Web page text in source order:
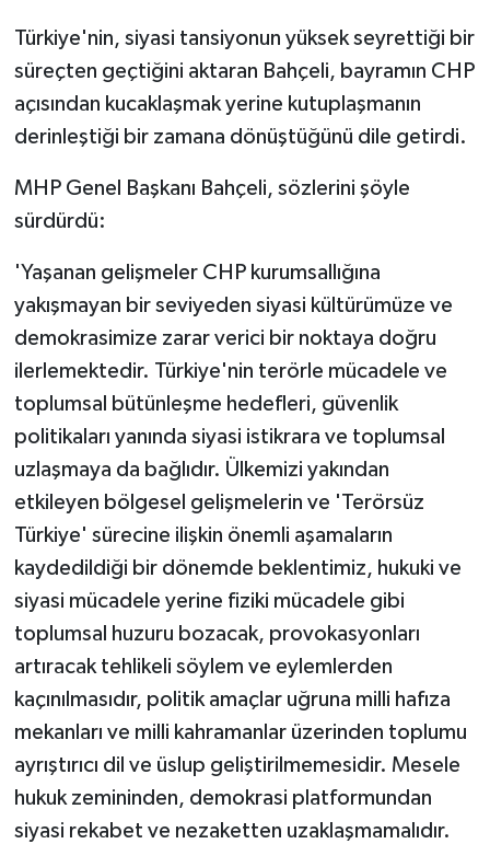
Türkiye'nin, siyasi tansiyonun yüksek seyrettiği bir
süreçten geçtiğini aktaran Bahçeli, bayramın CHP
açısından kucaklaşmak yerine kutuplaşmanın
derinleştiği bir zamana dönüştüğünü dile getirdi.
MHP Genel Başkanı Bahçeli, sözlerini şöyle
sürdürdü:
'Yaşanan gelişmeler CHP kurumsallığına
yakışmayan bir seviyeden siyasi kültürümüze ve
demokrasimize zarar verici bir noktaya doğru
ilerlemektedir. Türkiye'nin terörle mücadele ve
toplumsal bütünleşme hedefleri, güvenlik
politikaları yanında siyasi istikrara ve toplumsal
uzlaşmaya da bağlıdır. Ülkemizi yakından
etkileyen bölgesel gelişmelerin ve 'Terörsüz
Türkiye' sürecine ilişkin önemli aşamaların
kaydedildiği bir dönemde beklentimiz, hukuki ve
siyasi mücadele yerine fiziki mücadele gibi
toplumsal huzuru bozacak, provokasyonları
artıracak tehlikeli söylem ve eylemlerden
kaçınılmasıdır, politik amaçlar uğruna milli hafıza
mekanları ve milli kahramanlar üzerinden toplumu
ayrıştırıcı dil ve üslup geliştirilmemesidir. Mesele
hukuk zemininden, demokrasi platformundan
siyasi rekabet ve nezaketten uzaklaşmamalıdır.